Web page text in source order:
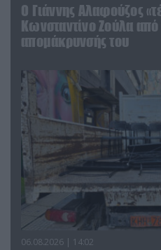
Ο Γιάννης Αλαφούζος
Κωνσταντίνο Ζούλα από
απομάκρυνσής του
06.08.2026 | 14:02